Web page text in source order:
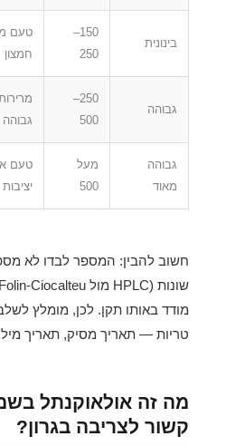
בינונית
150–
250
טעם
חמצון
גבוהה
250–
500
גבוהה
גבוהה
מאוד
מעל
500
טעם
חשוב להבין: המספר לבדו לא
מודד באותו תקן. לכן, מומלץ
טריות — תאריך מסיק, תאריך
מה זה אולאוקנתל
קשור לצריבה בגרון?